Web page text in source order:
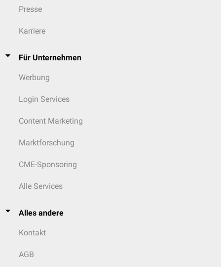
Presse
Karriere
Für Unternehmen
Werbung
Login Services
Content Marketing
Marktforschung
CME-Sponsoring
Alle Services
Alles andere
Kontakt
AGB